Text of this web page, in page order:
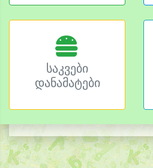
საკვები
დანამატები